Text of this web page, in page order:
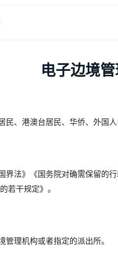
电子边境
民、港澳台居民、华侨、外国
界法》《国务院对确需保留的
若干规定》。
管理机构或者指定的派出所。